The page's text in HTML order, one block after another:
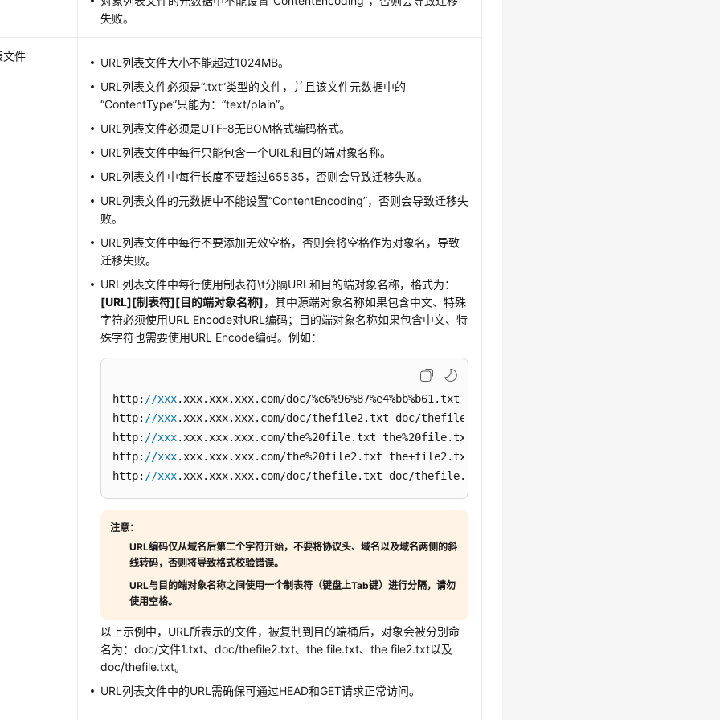
失败。
文件
URL列表文件大小不能超过1024MB。
URL列表文件必须是“.txt”类型的文件，并且该文件元数据中的
“ContentType”只能为：“text/plain”。
URL列表文件必须是UTF-8无BOM格式编码格式。
URL列表文件中每行只能包含一个URL和目的端对象名称。
URL列表文件中每行长度不要超过65535，否则会导致迁移失败。
URL列表文件的元数据中不能设置“ContentEncoding”，否则会导致迁移失
败。
URL列表文件中每行不要添加无效空格，否则会将空格作为对象名，导致
迁移失败。
URL列表文件中每行使用制表符\t分隔URL和目的端对象名称，格式为：
[URL][制表符][目的端对象名称]，其中源端对象名称如果包含中文、特殊
字符必须使用URL Encode对URL编码；目的端对象名称如果包含中文、特
殊字符也需要使用URL Encode编码。例如：
http: //xxx.xxx.xxx.xxx.com/doc/%e6%96%87%e4%bb%b61.txt doc/%e6%96%87%e4%bb%b61.txt
http: //xxx.xxx.xxx.xxx.com/doc/thefile2.txt doc/thefile2.txt
http: //xxx.xxx.xxx.xxx.com/the%20file.txt the%20file.txt
http: //xxx.xxx.xxx.xxx.com/the%20file2.txt the+file2.txt
http: //xxx.xxx.xxx.xxx.com/doc/thefile.txt doc/thefile.txt
注意：
URL编码仅从域名后第二个字符开始，不要将协议头、域名以及域名两侧的斜
线转码，否则将导致格式校验错误。
URL与目的端对象名称之间使用一个制表符（键盘上Tab键）进行分隔，请勿
使用空格。
以上示例中，URL所表示的文件，被复制到目的端桶后，对象会被分别命
名为：doc/文件1.txt、doc/thefile2.txt、the file.txt、the file2.txt以及
doc/thefile.txt。
URL列表文件中的URL需确保可通过HEAD和GET请求正常访问。